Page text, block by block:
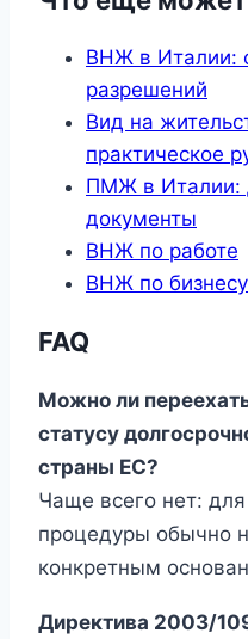
ВНЖ в Италии:
разрешений
Вид на
практическое
ПМЖ в Италии:
документы
ВНЖ по работе
ВНЖ по бизнесу
FAQ
Можно ли
статусу
страны ЕС?
Чаще всего нет:
процедуры обычно
конкретным
Директива 2003/